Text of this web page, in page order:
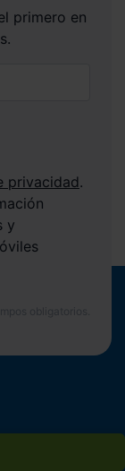
primero en
privacidad.
y